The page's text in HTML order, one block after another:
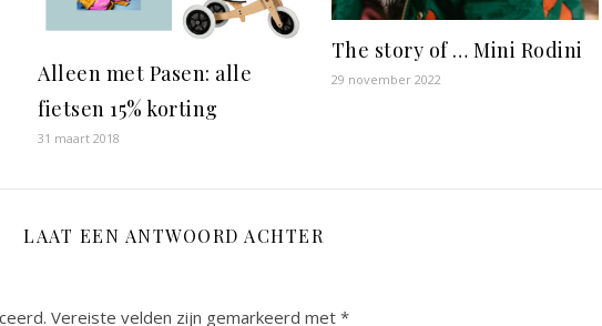
Alleen met Pasen: alle
fietsen 15% korting
31 maart 2018
The story of … Mini Rodini
29 november 2022
LAAT EEN ANTWOORD ACHTER
Vereiste velden zijn gemarkeerd met *